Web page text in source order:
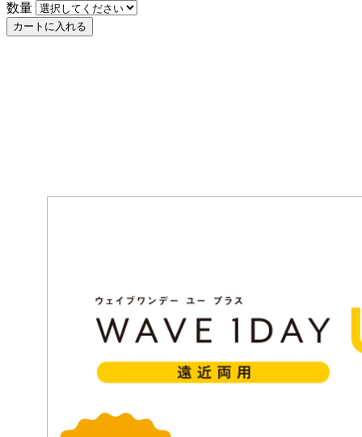
数量
カートに入れる